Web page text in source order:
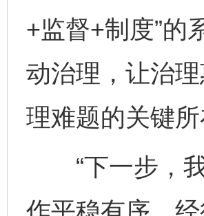
+监督+制度”
动治理，让治
理难题的关键所
“下一步，我